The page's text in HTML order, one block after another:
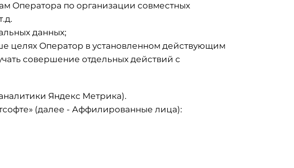
Оператора по организации совместных
данных;
целях Оператор в установленном действующим
совершение отдельных действий с
Яндекс Метрика).
(далее - Аффилированные лица):